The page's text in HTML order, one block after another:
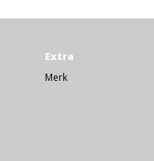
Extra
Merk